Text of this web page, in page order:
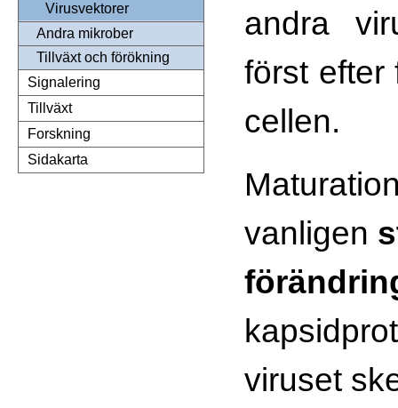
Virusvektorer
Andra mikrober
Tillväxt och förökning
Signalering
Tillväxt
Forskning
Sidakarta
andra
först efter
cellen.
vanligen
viruset